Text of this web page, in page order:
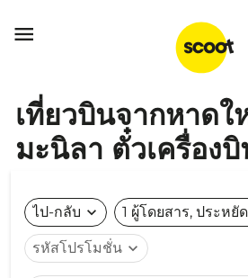

เที่ยวบินจากหาด
มะนิลา ตั๋วเครื่อง
ไป-กลับ expand_more 1 ผู้โดยสาร, ประหยัด
รหัสโปรโมชั่น expand_more